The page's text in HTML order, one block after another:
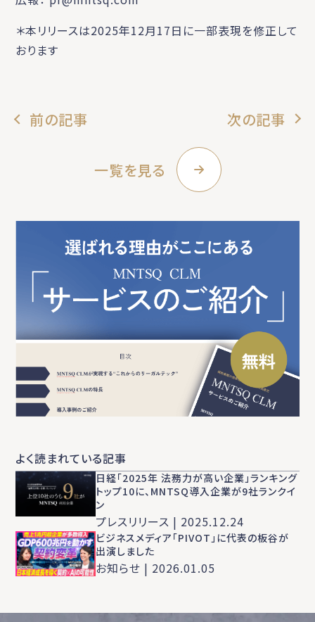
＊本リリースは2025年12月17日に一部表現を修正して
おります
前の記事
一覧を見る
次の記事
よく読まれている記事
日経「2025年 法務力が高い企業」ランキング
トップ10に、MNTSQ導入企業が9社ランクイ
ン
プレスリリース | 2025.12.24
ビジネスメディア「PIVOT」に代表の板谷が
出演しました
お知らせ | 2026.01.05